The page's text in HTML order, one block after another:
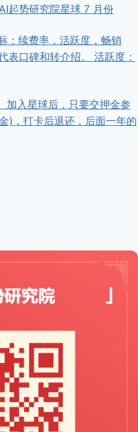
起势研究院星球 7 月份
：续费率，活跃度，畅销
表口碑和转介绍。 活跃度：
加入星球后，只要交押金参
)，打卡后退还，后面一年的